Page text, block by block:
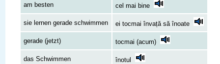
am besten cel mai bine
sie lernen gerade schwimmen ei tocmai învață să înoate
gerade (jetzt) tocmai (acum)
das Schwimmen înotul